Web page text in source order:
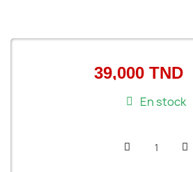
39,000 TND
En stock